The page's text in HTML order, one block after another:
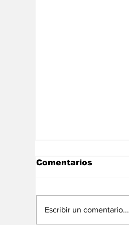
Comentarios
Escribir un comentario...